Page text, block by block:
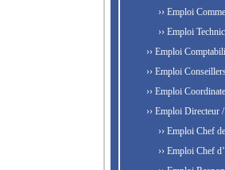
›› Emploi
›› Emploi
›› Emploi
›› Emploi
›› Emploi
›› Emploi Directeur
›› Emploi Chef
›› Emploi Chef